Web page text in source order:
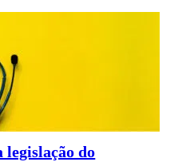
legislação do